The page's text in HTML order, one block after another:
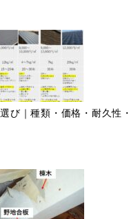
び｜種類・価格・耐久性